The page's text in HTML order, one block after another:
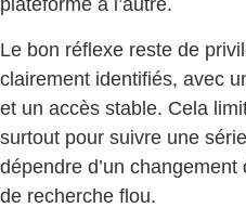
plateforme à l’autre.
Le bon réflexe reste de
clairement identifiés, avec
et un accès stable. Cela
surtout pour suivre une
dépendre d’un
de recherche flou.